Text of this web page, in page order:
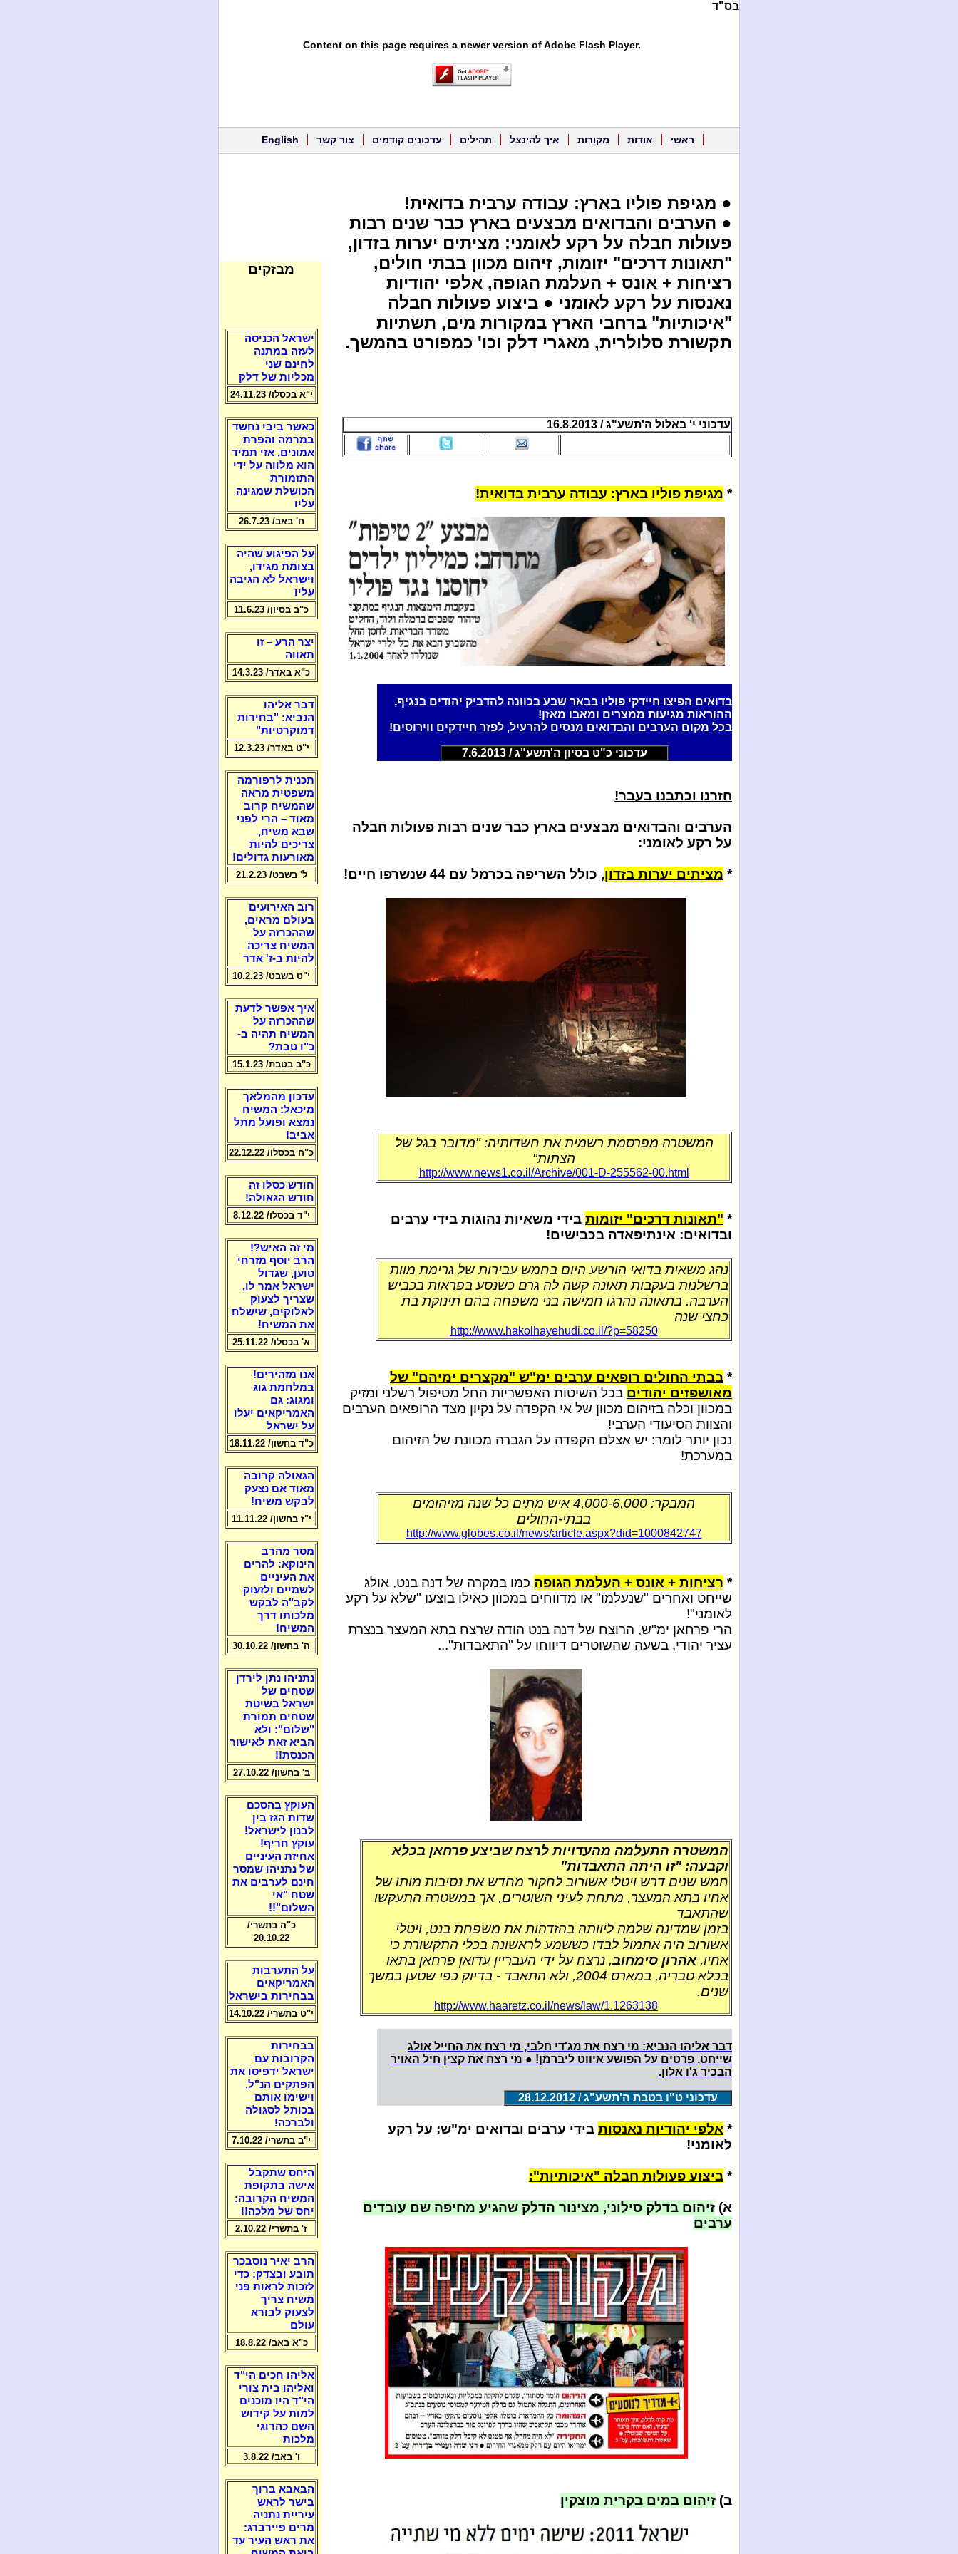
בס"ד
Content on this page requires a newer version of Adobe Flash Player.
ראשי אודות מקורות איך להינצל תהילים עדכונים קודמים צור קשר English
● מגיפת פוליו בארץ: עבודה ערבית בדואית!
● הערבים והבדואים מבצעים בארץ כבר שנים רבות
פעולות חבלה על רקע לאומני: מציתים יערות בזדון,
"תאונות דרכים" יזומות, זיהום מכוון בבתי חולים,
רציחות + אונס + העלמת הגופה, אלפי יהודיות
נאנסות על רקע לאומני ● ביצוע פעולות חבלה
"איכותיות" ברחבי הארץ במקורות מים, תשתיות
תקשורת סלולרית, מאגרי דלק וכו' כמפורט בהמשך.
עדכוני י' באלול ה'תשע"ג / 16.8.2013
* מגיפת פוליו בארץ: עבודה ערבית בדואית!
בדואים הפיצו חיידקי פוליו בבאר שבע בכוונה להדביק יהודים בנגיף,
ההוראות מגיעות ממצרים ומאבו מאזן!
בכל מקום הערבים והבדואים מנסים להרעיל, לפזר חיידקים ווירוסים!
עדכוני כ"ט בסיון ה'תשע"ג / 7.6.2013
חזרנו וכתבנו בעבר!
הערבים והבדואים מבצעים בארץ כבר שנים רבות פעולות חבלה
על רקע לאומני:
* מציתים יערות בזדון, כולל השריפה בכרמל עם 44 שנשרפו חיים!
המשטרה מפרסמת רשמית את חשדותיה: "מדובר בגל של
הצתות"
http://www.news1.co.il/Archive/001-D-255562-00.html
* "תאונות דרכים" יזומות בידי משאיות נהוגות בידי ערבים
ובדואים: אינתיפאדה בכבישים!
נהג משאית בדואי הורשע היום בחמש עבירות של גרימת מוות
ברשלנות בעקבות תאונה קשה לה גרם כשנסע בפראות בכביש
הערבה. בתאונה נהרגו חמישה בני משפחה בהם תינוקת בת
כחצי שנה
http://www.hakolhayehudi.co.il/?p=58250
* בבתי החולים רופאים ערבים ימ"ש "מקצרים ימיהם" של
מאושפזים יהודים בכל השיטות האפשריות החל מטיפול רשלני ומזיק
במכוון וכלה בזיהום מכוון של אי הקפדה על נקיון מצד הרופאים הערבים
והצוות הסיעודי הערבי!
נכון יותר לומר: יש אצלם הקפדה על הגברה מכוונת של הזיהום
במערכת!
המבקר: 4,000-6,000 איש מתים כל שנה מזיהומים
בבתי-החולים
http://www.globes.co.il/news/article.aspx?did=1000842747
* רציחות + אונס + העלמת הגופה כמו במקרה של דנה בנט, אולג
שייחט ואחרים "שנעלמו" או מדווחים במכוון כאילו בוצעו "שלא על רקע
לאומני"!
הרי פרחאן ימ"ש, הרוצח של דנה בנט הודה שרצח בתא המעצר בנצרת
עציר יהודי, בשעה שהשוטרים דיווחו על "התאבדות"...
המשטרה התעלמה מהעדויות לרצח שביצע פרחאן בכלא
וקבעה: "זו היתה התאבדות"
חמש שנים דרש ויטלי אשורוב לחקור מחדש את נסיבות מותו של
אחיו בתא המעצר, מתחת לעיני השוטרים, אך במשטרה התעקשו
שהתאבד
בזמן שמדינה שלמה ליוותה בהזדהות את משפחת בנט, ויטלי
אשורוב היה אתמול לבדו כששמע לראשונה בכלי התקשורת כי
אחיו,אהרון סימחוב, נרצח על ידי העבריין עדואן פרחאן בתאו
בכלא טבריה, במארס 2004, ולא התאבד - בדיוק כפי שטען במשך
שנים.
http://www.haaretz.co.il/news/law/1.1263138
דבר אליהו הנביא: מי רצח את מג'די חלבי, מי רצח את החייל אולג
שייחט, פרטים על הפושע איווט ליברמן! ● מי רצח את קצין חיל האויר
הבכיר ג'ו אלון.
עדכוני ט"ו בטבת ה'תשע"ג / 28.12.2012
* אלפי יהודיות נאנסות בידי ערבים ובדואים ימ"ש: על רקע
לאומני!
* ביצוע פעולות חבלה "איכותיות":
א) זיהום בדלק סילוני, מצינור הדלק שהגיע מחיפה שם עובדים
ערבים
ב) זיהום במים בקרית מוצקין
מבזקים
ישראל הכניסה
לעזה במתנה
לחינם שני
מכליות של דלק
י"א בכסלו/ 24.11.23
כאשר ביבי נחשד
במרמה והפרת
אמונים, אזי תמיד
הוא מלווה על ידי
התזמורת
הכושלת שמגינה
עליו
ח' באב/ 26.7.23
על הפיגוע שהיה
בצומת מגידו,
וישראל לא הגיבה
עליו
כ"ב בסיון/ 11.6.23
יצר הרע – זו
תאווה
כ"א באדר/ 14.3.23
דבר אליהו
הנביא: "בחירות
דמוקרטיות"
י"ט באדר/ 12.3.23
תכנית לרפורמה
משפטית מראה
שהמשיח קרוב
מאוד – הרי לפני
שבא משיח,
צריכים להיות
מאורעות גדולים!
ל' בשבט/ 21.2.23
רוב האירועים
בעולם מראים,
שההכרזה על
המשיח צריכה
להיות ב-ז' אדר
י"ט בשבט/ 10.2.23
איך אפשר לדעת
שההכרזה על
המשיח תהיה ב-
כ"ו טבת?
כ"ב בטבת/ 15.1.23
עדכון מהמלאך
מיכאל: המשיח
נמצא ופועל מתל
אביב!
כ"ח בכסלו/ 22.12.22
חודש כסלו זה
חודש הגאולה!
י"ד בכסלו/ 8.12.22
מי זה האיש?!
הרב יוסף מזרחי
טוען, שגדול
ישראל אמר לו,
שצריך לצעוק
לאלוקים, שישלח
את המשיח!
א' בכסלו/ 25.11.22
אנו מזהירים!
במלחמת גוג
ומגוג: גם
האמריקאים יעלו
על ישראל
כ"ד בחשון/ 18.11.22
הגאולה קרובה
מאוד אם נצעק
לבקש משיח!
י"ז בחשון/ 11.11.22
מסר מהרב
הינוקא: להרים
את העיניים
לשמיים ולזעוק
לקב"ה לבקש
מלכותו דרך
המשיח!
ה' בחשון/ 30.10.22
נתניהו נתן לירדן
שטחים של
ישראל בשיטת
שטחים תמורת
"שלום": ולא
הביא זאת לאישור
הכנסת!!
ב' בחשון/ 27.10.22
העוקץ בהסכם
שדות הגז בין
לבנון לישראל!
עוקץ חריף!
אחיזת העיניים
של נתניהו שמסר
חינם לערבים את
שטח "אי
השלום"!!
כ"ה בתשרי/
20.10.22
על התערבות
האמריקאים
בבחירות בישראל
י"ט בתשרי/ 14.10.22
בבחירות
הקרובות עם
ישראל ידפיסו את
הפתקים הנ"ל,
וישימו אותם
בכותל לסגולה
ולברכה!
י"ב בתשרי/ 7.10.22
היחס שתקבל
אישה בתקופת
המשיח הקרובה:
יחס של מלכה!!
ז' בתשרי/ 2.10.22
הרב יאיר נוסבכר
תובע ובצדק: כדי
לזכות לראות פני
משיח צריך
לצעוק לבורא
עולם
כ"א באב/ 18.8.22
אליהו חכים הי"ד
ואליהו בית צורי
הי"ד היו מוכנים
למות על קידוש
השם כהרוגי
מלכות
ו' באב/ 3.8.22
הבאבא ברוך
בישר לראש
עיריית נתניה
מרים פיירברג:
את ראש העיר עד